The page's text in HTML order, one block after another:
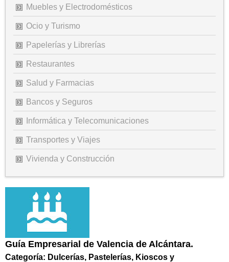
Muebles y Electrodomésticos
Ocio y Turismo
Papelerías y Librerías
Restaurantes
Salud y Farmacias
Bancos y Seguros
Informática y Telecomunicaciones
Transportes y Viajes
Vivienda y Construcción
Guía Empresarial de Valencia de Alcántara.
Categoría: Dulcerías, Pastelerías, Kioscos y